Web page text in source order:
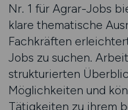
Nr. 1 für Agrar-Jobs
klare thematische
Fachkräften
Jobs zu suchen.
strukturierten
Möglichkeiten und
Tätigkeiten zu ihrem